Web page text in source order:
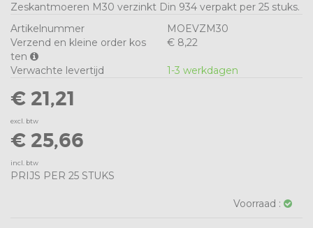
Zeskantmoeren M30 verzinkt Din 934 verpakt per 25 stuks.
Artikelnummer
MOEVZM30
Verzend en kleine order kos
ten
€ 8,22
Verwachte levertijd 1-3 werkdagen
€ 21,21
excl. btw
€ 25,66
incl. btw
PRIJS PER 25 STUKS
Voorraad :